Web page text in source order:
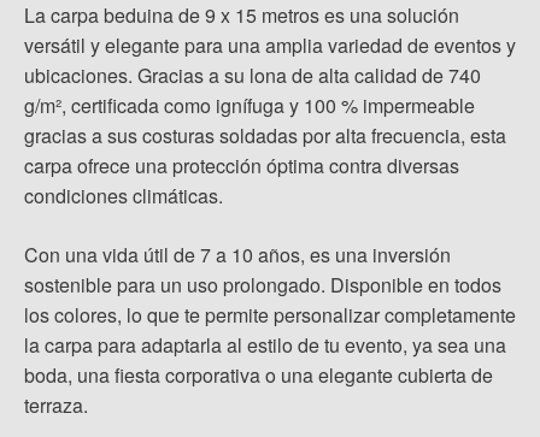
La carpa beduina de 9 x 15 metros es una solución
versátil y elegante para una amplia variedad de eventos y
ubicaciones. Gracias a su lona de alta calidad de 740
g/m², certificada como ignífuga y 100 % impermeable
gracias a sus costuras soldadas por alta frecuencia, esta
carpa ofrece una protección óptima contra diversas
condiciones climáticas.
Con una vida útil de 7 a 10 años, es una inversión
sostenible para un uso prolongado. Disponible en todos
los colores, lo que te permite personalizar completamente
la carpa para adaptarla al estilo de tu evento, ya sea una
boda, una fiesta corporativa o una elegante cubierta de
terraza.